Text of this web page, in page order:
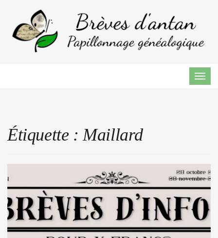
Étiquette :Maillard